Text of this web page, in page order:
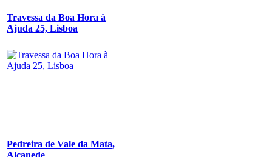
Travessa da Boa Hora à
Ajuda 25, Lisboa
Pedreira de Vale da Mata,
Alcanede